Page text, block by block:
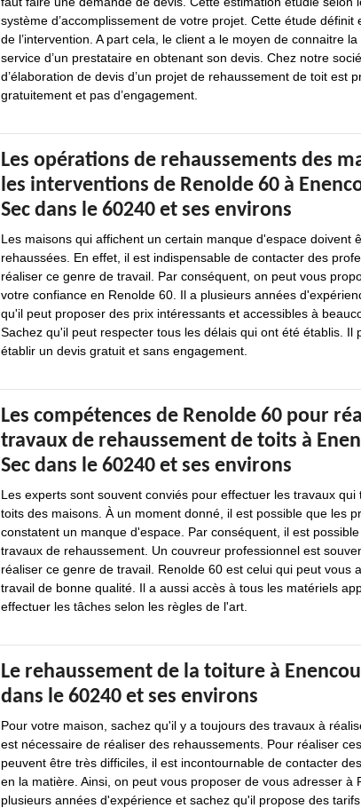
système d’accomplissement de votre projet. Cette étude définit
de l’intervention. A part cela, le client a le moyen de connaitre
service d’un prestataire en obtenant son devis. Chez notre
d’élaboration de devis d’un projet de rehaussement de toit est
gratuitement et pas d’engagement.
Les opérations de rehaussements des
les interventions de Renolde 60 à
Sec dans le 60240 et ses environs
Les maisons qui affichent un certain manque d'espace doivent
rehaussées. En effet, il est indispensable de contacter des
réaliser ce genre de travail. Par conséquent, on peut vous
votre confiance en Renolde 60. Il a plusieurs années
qu'il peut proposer des prix intéressants et accessibles à
Sachez qu'il peut respecter tous les délais qui ont été établis. Il
établir un devis gratuit et sans engagement.
Les compétences de Renolde 60 pour
travaux de rehaussement de toits à
Sec dans le 60240 et ses environs
Les experts sont souvent conviés pour effectuer les travaux qui
toits des maisons. À un moment donné, il est possible que les
constatent un manque d'espace. Par conséquent, il est
travaux de rehaussement. Un couvreur professionnel est
réaliser ce genre de travail. Renolde 60 est celui qui peut vous
travail de bonne qualité. Il a aussi accès à tous les matériels
effectuer les tâches selon les règles de l'art.
Le rehaussement de la toiture à
dans le 60240 et ses environs
Pour votre maison, sachez qu'il y a toujours des travaux à
est nécessaire de réaliser des rehaussements. Pour réaliser
peuvent être très difficiles, il est incontournable de contacter
en la matière. Ainsi, on peut vous proposer de vous adresser à
plusieurs années d'expérience et sachez qu'il propose des